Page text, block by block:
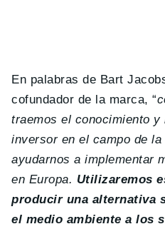
En palabras de Bart
cofundador de la marca, “
traemos el conocimiento
inversor en el campo de
ayudarnos a implementar
en Europa. Utilizaremos
producir una alternativa
el medio ambiente a los